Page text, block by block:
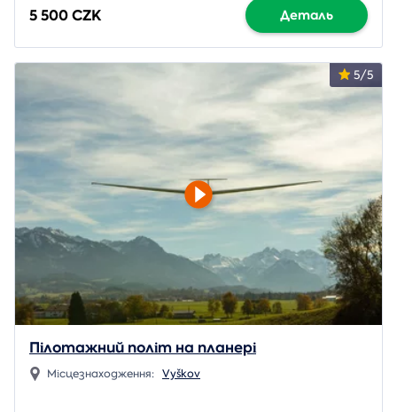
5 500 CZK Деталь
5/5
Пілотажний політ на планері
Місцезнаходження: Vyškov